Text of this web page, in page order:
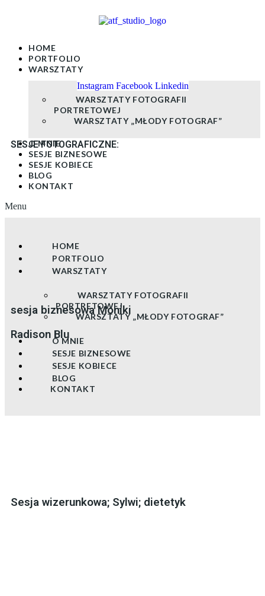
HOME
PORTFOLIO
WARSZTATY
WARSZTATY FOTOGRAFII
PORTRETOWEJ
WARSZTATY „MŁODY FOTOGRAF”
O MNIE
SESJE BIZNESOWE
SESJE KOBIECE
BLOG
KONTAKT
Menu
HOME
PORTFOLIO
WARSZTATY
WARSZTATY FOTOGRAFII
PORTRETOWEJ
WARSZTATY „MŁODY FOTOGRAF”
O MNIE
SESJE BIZNESOWE
SESJE KOBIECE
BLOG
KONTAKT
Instagram Facebook Linkedin
SESJE FOTOGRAFICZNE:
sesja biznesowa Moniki
Radison Blu
Sesja wizerunkowa; Sylwi; dietetyk